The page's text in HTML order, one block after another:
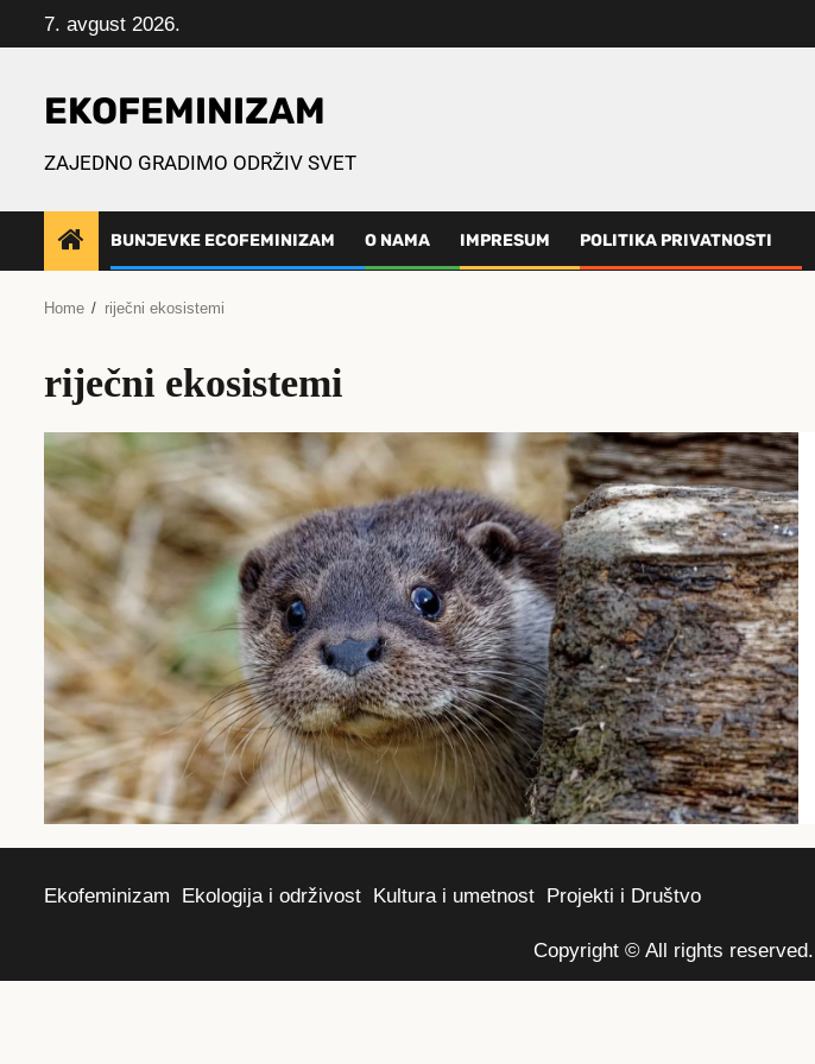
to
7. avgust 2026.
EKOFEMINIZAM
ZAJEDNO GRADIMO ODRŽIV SVET
BUNJEVKE ECOFEMINIZAM O NAMA IMPRESUM POLITIKA PRIVATNOSTI
Home riječni ekosistemi
riječni ekosistemi
Ekofeminizam Ekologija i održivost Kultura i umetnost Projekti i Društvo
Copyright © All rights reserved.